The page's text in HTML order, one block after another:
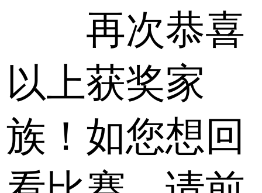
再次恭喜
以上获奖家
族！如您想回